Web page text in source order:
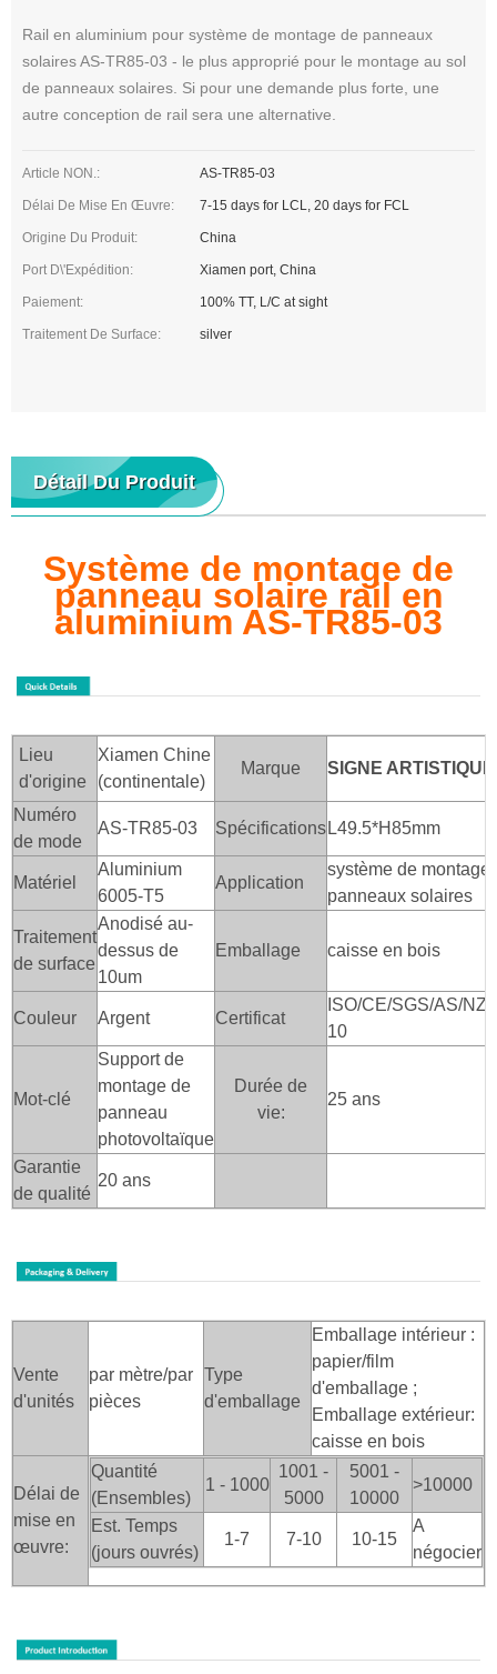
Rail en aluminium pour système de montage de panneaux
solaires AS-TR85-03 - le plus approprié pour le montage au sol
de panneaux solaires. Si pour une demande plus forte, une
autre conception de rail sera une alternative.
Article NON.: AS-TR85-03
Délai De Mise En Œuvre: 7-15 days for LCL, 20 days for FCL
Origine Du Produit: China
Port D\'expédition: Xiamen port, China
Paiement: 100% TT, L/C at sight
Traitement De Surface: silver
Détail Du Produit
Système de montage de
panneau solaire rail en
aluminium AS-TR85-03
Lieu
d'origine
Xiamen Chine
(continentale)
Marque SIGNE ARTISTIQUE
Numéro
de mode
AS-TR85-03 Spécifications L49.5*H85mm
Matériel
Aluminium
6005-T5
Application
système de montage
panneaux solaires
Traitement
de surface
Anodisé au-
dessus de
10um
Emballage caisse en bois
Couleur Argent Certificat
ISO/CE/SGS/AS/
10
Mot-clé
Support de
montage de
panneau
photovoltaïque
Durée de
vie:
25 ans
Garantie
de qualité
20 ans
Vente
d'unités
par mètre/par
pièces
Type
d'emballage
Emballage intérieur :
papier/film
d'emballage ;
Emballage extérieur:
caisse en bois
Délai de
mise en
œuvre:
Quantité
(Ensembles)
1 - 1000
1001 -
5000
5001 -
10000
>10000
Est. Temps
(jours ouvrés)
1-7 7-10 10-15
A
négocier